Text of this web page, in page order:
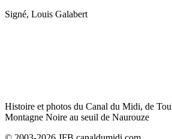
Signé, Louis Galabert
Histoire et photos du Canal du Midi, de
Montagne Noire au seuil de Naurouze